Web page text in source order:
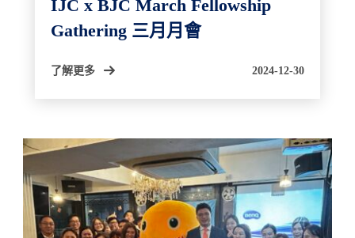
IJC x BJC March Fellowship
Gathering 三月月會
了解更多 2024-12-30